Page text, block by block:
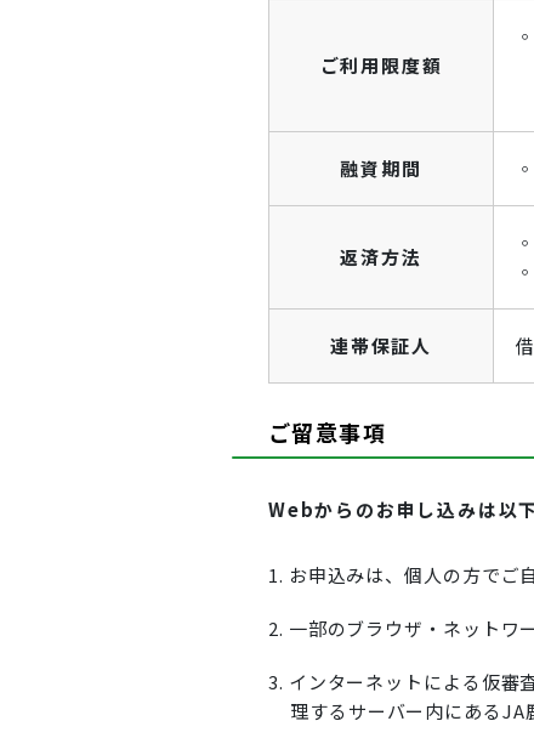
ご利用限度額
融資期間
返済方法
連帯保証人
ご留意事項
Webからのお申し込みは以
1. お申込みは、個人の方でご
2. 一部のブラウザ・ネットワ
3. インターネットによる仮審
理するサーバー内にあるJA